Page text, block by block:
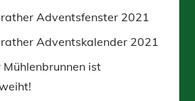
Adventsfenster 2021
Adventskalender 2021
Mühlenbrunnen ist